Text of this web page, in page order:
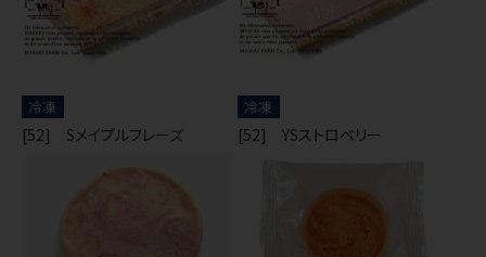
冷凍
[52] Sメイプルフレーズ
冷凍
[52] YSストロベリー